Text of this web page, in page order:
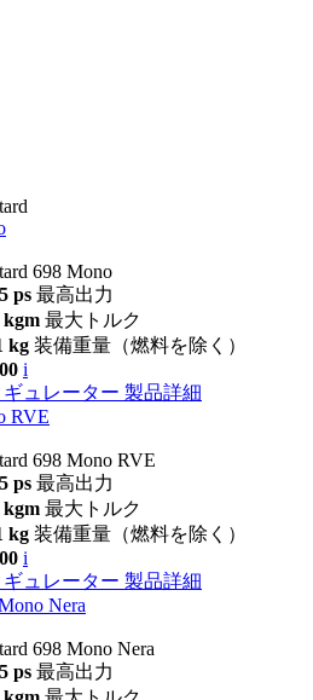
698 Mono
ps 最高出力
kgm 最大トルク
kg 装備重量（燃料を除く）
i
ュレーター 製品詳細
RVE
698 Mono RVE
ps 最高出力
kgm 最大トルク
kg 装備重量（燃料を除く）
i
ュレーター 製品詳細
Nera
698 Mono Nera
ps 最高出力